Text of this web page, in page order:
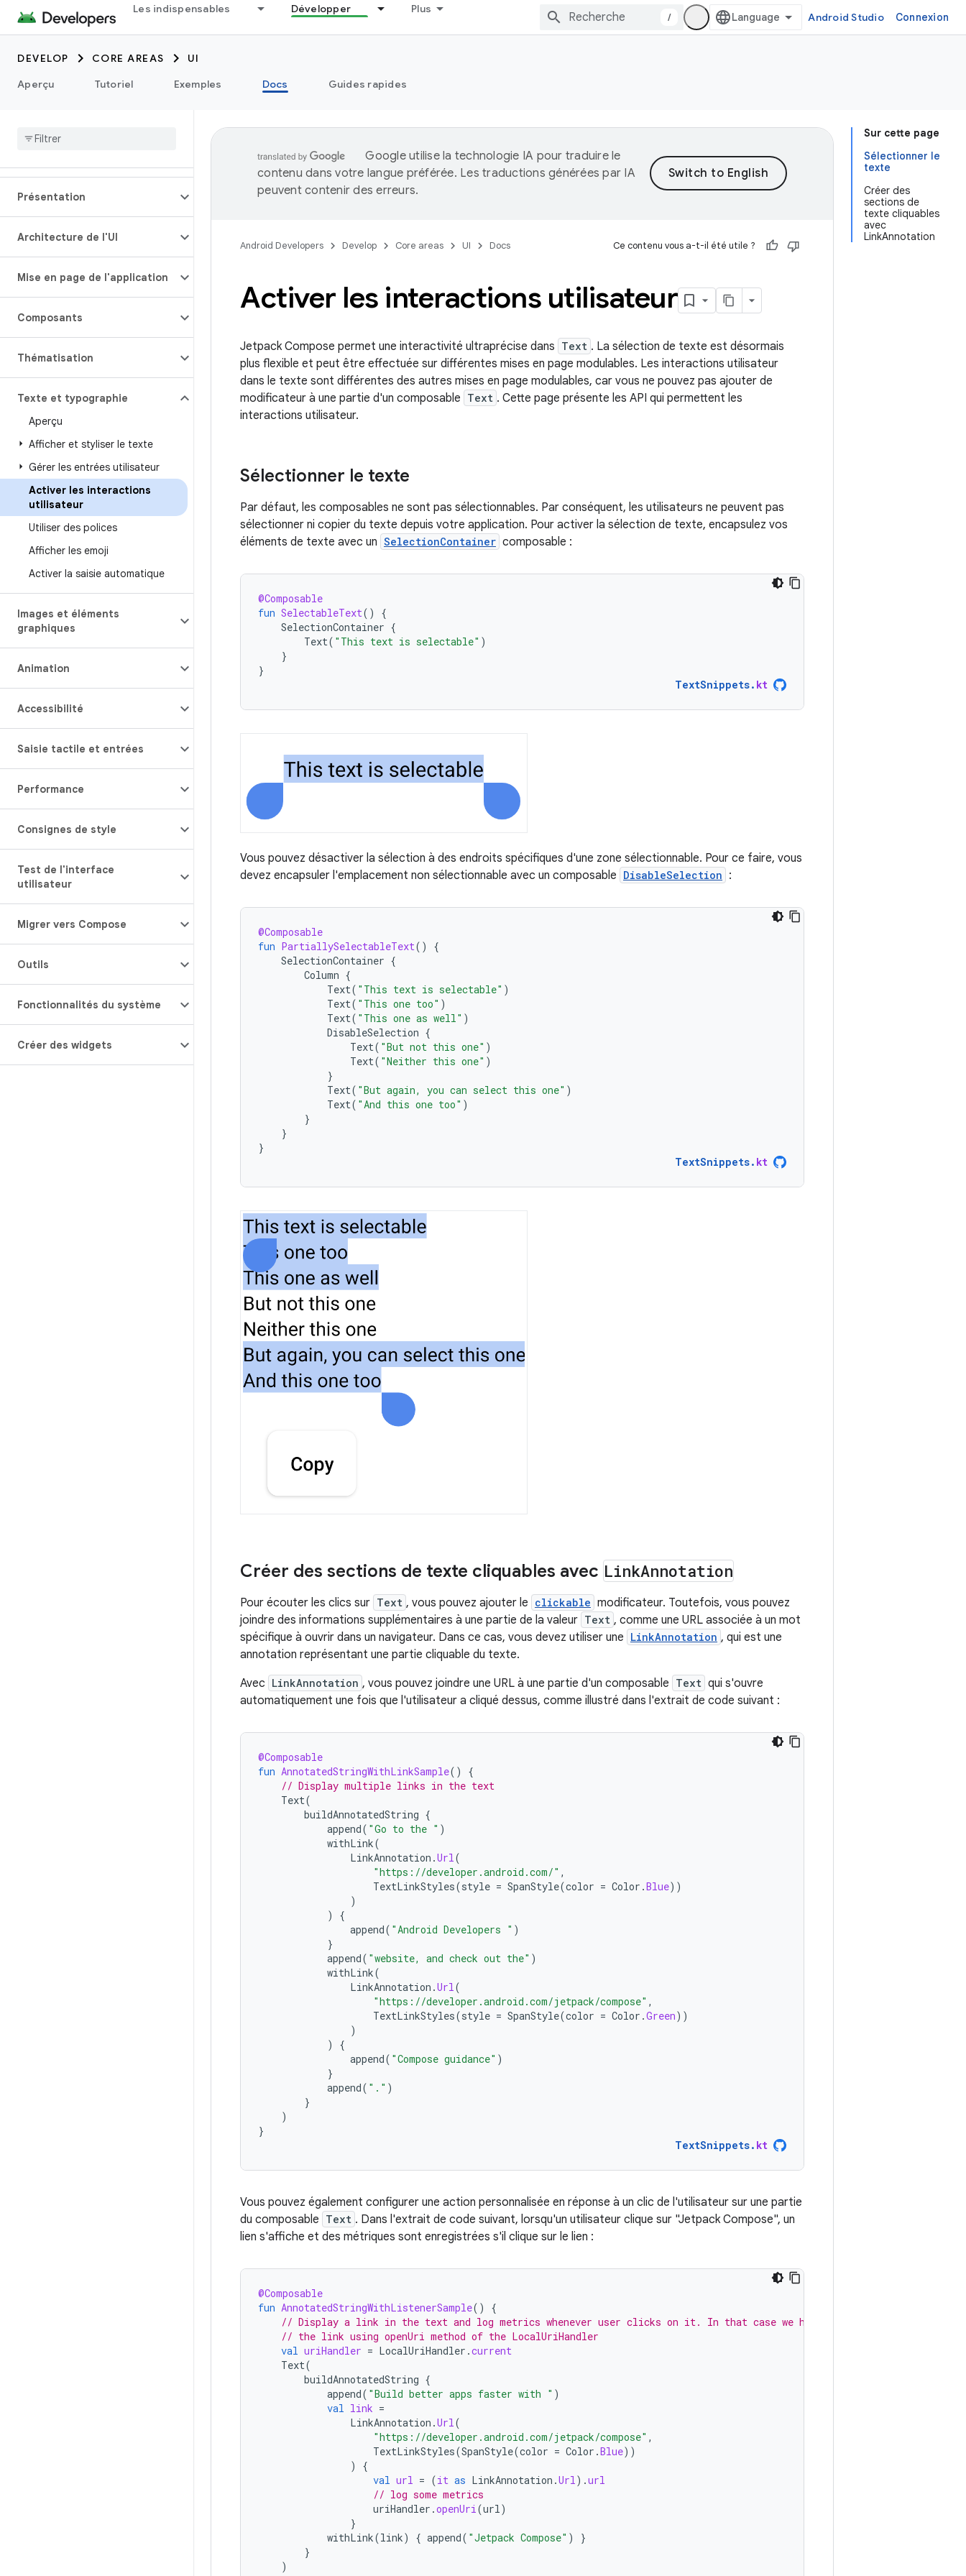
Les indispensables Développer Plus
/ Android Studio Connexion
DEVELOP CORE AREAS
UI
Aperçu
Tutoriel Exemples Docs Guides rapides
Présentation
Architecture de l'UI
Mise en page de l'application
Composants
Thématisation
Texte et typographie
Aperçu
Afficher et styliser le texte
Gérer les entrées utilisateur
Activer les interactions
utilisateur
Utiliser des polices
Afficher les emoji
Activer la saisie automatique
Images et éléments
graphiques
Animation
Accessibilité
Saisie tactile et entrées
Performance
Consignes de style
Test de l'interface
utilisateur
Migrer vers Compose
Outils
Fonctionnalités du système
Créer des widgets
Sur cette page
Sélectionner le
texte
Créer des
sections de
texte cliquables
avec
LinkAnnotation
Google utilise la technologie IA pour traduire le
contenu dans votre langue préférée. Les traductions générées par IA
peuvent contenir des erreurs.
Android Developers Develop Core areas UI Docs Ce contenu vous a-t-il été utile ?
Activer les interactions utilisateur
Jetpack Compose permet une interactivité ultraprécise dans Text . La sélection de texte est désormais
plus flexible et peut être effectuée sur différentes mises en page modulables. Les interactions utilisateur
dans le texte sont différentes des autres mises en page modulables, car vous ne pouvez pas ajouter de
modificateur à une partie d'un composable Text . Cette page présente les API qui permettent les
interactions utilisateur.
Sélectionner le texte
Par défaut, les composables ne sont pas sélectionnables. Par conséquent, les utilisateurs ne peuvent pas
sélectionner ni copier du texte depuis votre application. Pour activer la sélection de texte, encapsulez vos
éléments de texte avec un SelectionContainer composable :
@Composable
fun SelectableText()
{
SelectionContainer {
Text( "This text is selectable" )
}
}
TextSnippets. kt
Vous pouvez désactiver la sélection à des endroits spécifiques d'une zone sélectionnable. Pour ce faire, vous
devez encapsuler l'emplacement non sélectionnable avec un composable DisableSelection :
@Composable
fun PartiallySelectableText()
{
SelectionContainer {
Column {
Text( "This text is selectable" )
Text( "This one too" )
Text( "This one as well" )
DisableSelection {
Text( "But not this one" )
Text( "Neither this one" )
}
Text( "But again, you can select this one" )
Text( "And this one too" )
}
}
}
TextSnippets. kt
Créer des sections de texte cliquables avec LinkAnnotation
Pour écouter les clics sur Text , vous pouvez ajouter le clickable modificateur. Toutefois, vous pouvez
joindre des informations supplémentaires à une partie de la valeur Text , comme une URL associée à un mot
spécifique à ouvrir dans un navigateur. Dans ce cas, vous devez utiliser une LinkAnnotation , qui est une
annotation représentant une partie cliquable du texte.
Avec LinkAnnotation , vous pouvez joindre une URL à une partie d'un composable Text qui s'ouvre
automatiquement une fois que l'utilisateur a cliqué dessus, comme illustré dans l'extrait de code suivant :
@Composable
fun AnnotatedStringWithLinkSample()
{
// Display multiple links in the text
Text(
buildAnnotatedString {
append( "Go to the " )
withLink(
LinkAnnotation .Url(
"https://developer.android.com/" ,
TextLinkStyles(style = SpanStyle(color = Color .Blue))
)
)
{
append( "Android Developers " )
}
append( "website, and check out the" )
withLink(
LinkAnnotation .Url(
"https://developer.android.com/jetpack/compose" ,
TextLinkStyles(style = SpanStyle(color = Color .Green))
)
)
{
append( "Compose guidance" )
}
append( "." )
}
)
}
TextSnippets. kt
Vous pouvez également configurer une action personnalisée en réponse à un clic de l'utilisateur sur une partie
du composable Text . Dans l'extrait de code suivant, lorsqu'un utilisateur clique sur "Jetpack Compose", un
lien s'affiche et des métriques sont enregistrées s'il clique sur le lien :
@Composable
fun AnnotatedStringWithListenerSample()
{
// Display a link in the text and log metrics whenever user clicks on it. In that case we handle
// the link using openUri method of the LocalUriHandler
val uriHandler = LocalUriHandler .current
Text(
buildAnnotatedString {
append( "Build better apps faster with " )
val link =
LinkAnnotation .Url(
"https://developer.android.com/jetpack/compose" ,
TextLinkStyles(SpanStyle(color = Color .Blue))
)
{
val url = (it as LinkAnnotation .Url).url
// log some metrics
uriHandler .openUri(url)
}
withLink(link) { append( "Jetpack Compose" )
}
}
)